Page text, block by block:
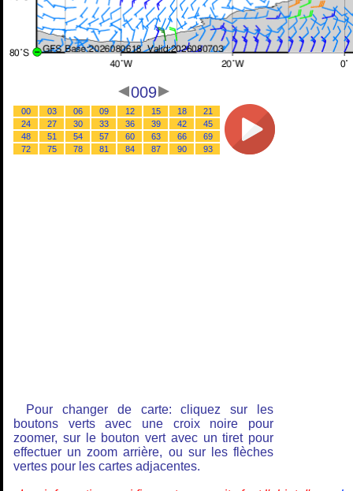
009
00 03 06 09 12 15 18
21
24
27 30 33 36 39 42
45
48
51 54 57 60 63 66
69
72
75 78 81 84 87 90 93
Pour changer de carte: cliquez sur les
boutons verts avec une croix noire pour
zoomer, sur le bouton vert avec un tiret pour
effectuer un zoom arrière, ou sur les flèches
vertes pour les cartes adjacentes.